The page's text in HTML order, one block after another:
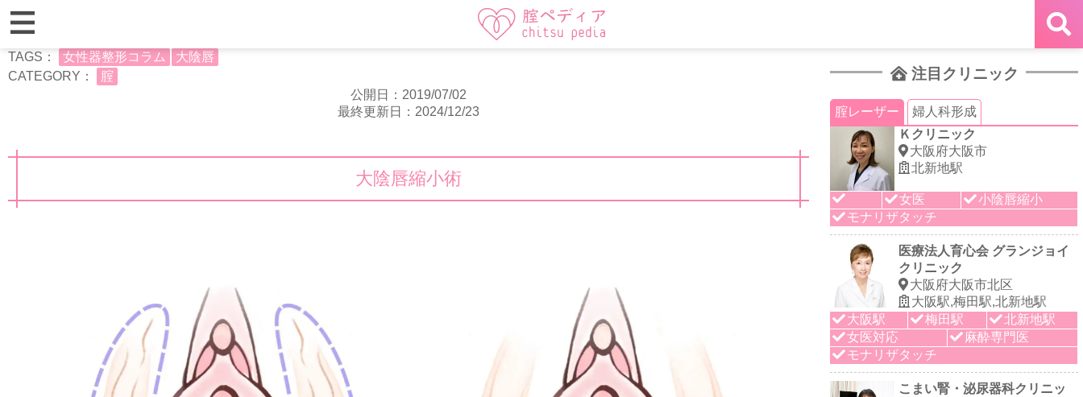
TAGS： 女性器整形コラム
大陰唇
CATEGORY：
腟
公開日：2019/07/02
最終更新日：2024/12/23
大陰唇縮小術
注目クリニック
腟レーザー
婦人科形成
Ｋクリニック
大阪府大阪市
北新地駅
女医
小陰唇縮小
モナリザタッチ
医療法人育心会 グランジョイ
クリニック
大阪府大阪市北区
大阪駅,梅田駅,北新地駅
大阪駅
梅田駅
北新地駅
女医対応
麻酔専門医
モナリザタッチ
こまい腎・泌尿器科クリニッ